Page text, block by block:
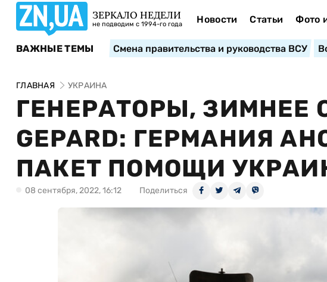
ЗЕРКАЛО НЕДЕЛИ
не подводим с 1994-го года Новости Статьи Фото
ВАЖНЫЕ ТЕМЫ Смена правительства и руководства ВСУ
ГЛАВНАЯ УКРАИНА
ГЕНЕРАТОРЫ, ЗИМНЕЕ
GEPARD: ГЕРМАНИЯ
ПАКЕТ ПОМОЩИ
08 сентября, 2022, 16:12 Поделиться